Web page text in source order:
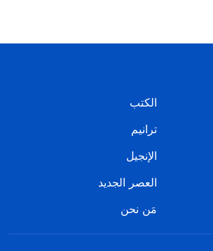
الكتب
ترانيم
الإنجيل
العصر الجديد
مَن نحن